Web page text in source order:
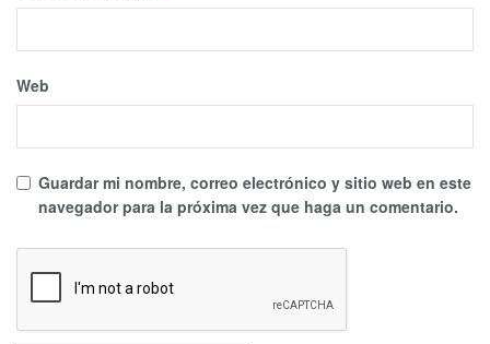
Web
Guardar mi nombre, correo electrónico y sitio web en este
navegador para la próxima vez que haga un comentario.